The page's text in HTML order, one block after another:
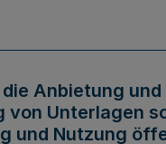
Anbietung und
von Unterlagen
und Nutzung